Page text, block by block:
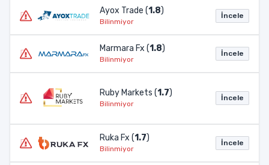
Ayox Trade (1.8)
Bilinmiyor
İncele
Marmara Fx (1.8)
Bilinmiyor
İncele
Ruby Markets (1.7)
Bilinmiyor
İncele
Ruka Fx (1.7)
Bilinmiyor
İncele